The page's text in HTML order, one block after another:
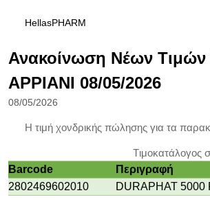
HellasPHARM
Ανακοίνωση Νέων
ΑΡΡΙΑΝΙ 08/05/2026
08/05/2026
Η τιμή χονδρικής πώλησης για τα
Barcode
Περιγραφή
2802469602010
DURAPHAT 5000